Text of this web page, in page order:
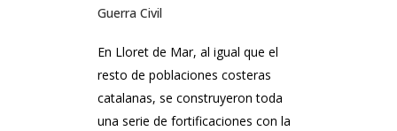
Guerra Civil
En Lloret de Mar, al igual que el
resto de poblaciones costeras
catalanas, se construyeron toda
una serie de fortificaciones con la